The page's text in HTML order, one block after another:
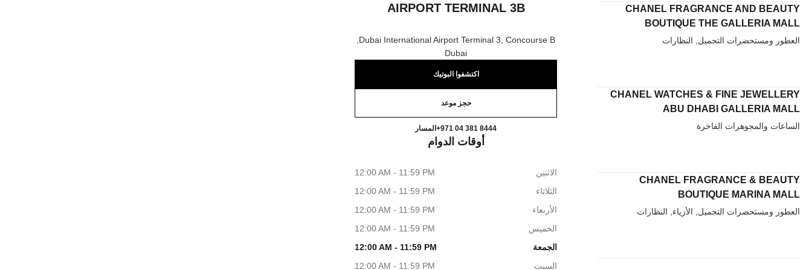
CHANEL FRAGRANCE AND BEAUTY
BOUTIQUE THE GALLERIA MALL
العطور ومستحضرات التجميل, النظارات
CHANEL WATCHES & FINE JEWELLERY
ABU DHABI GALLERIA MALL
الساعات والمجوهرات الفاخرة
CHANEL FRAGRANCE & BEAUTY
BOUTIQUE MARINA MALL
العطور ومستحضرات التجميل, الأزياء, النظارات
AIRPORT TERMINAL 3B
Dubai International Airport Terminal 3, Concourse B,
Dubai
اكتشفوا البوتيك
حجز موعد
اتصال
+971 04 381 8444 المسارCHANEL DUBAI INTERNATIONAL AIRPORT TERMINAL 3B
أوقات الدوام
الاثنين
12:00 AM - 11:59 PM
الثلاثاء
12:00 AM - 11:59 PM
الأربعاء
12:00 AM - 11:59 PM
الخميس
12:00 AM - 11:59 PM
الجمعة
12:00 AM - 11:59 PM
السبت
12:00 AM - 11:59 PM